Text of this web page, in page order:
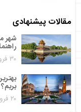
مقالات پیشنهادی
شهر
۳۰ فروردین ۱۴۰۴
بریم؟
۲۰ فروردین ۱۴۰۴